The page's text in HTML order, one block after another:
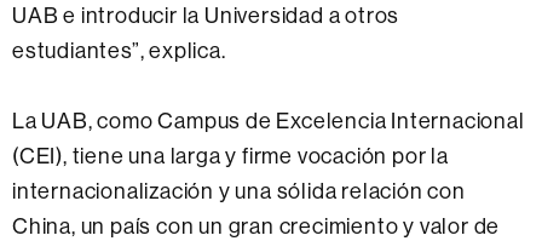
UAB e introducir la Universidad a otros
estudiantes”, explica.
La UAB, como Campus de Excelencia Internacional
(CEI), tiene una larga y firme vocación por la
internacionalización y una sólida relación con
China, un país con un gran crecimiento y valor de